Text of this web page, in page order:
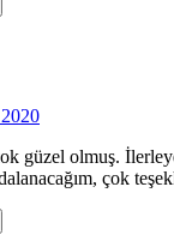
güzel olmuş.
çok